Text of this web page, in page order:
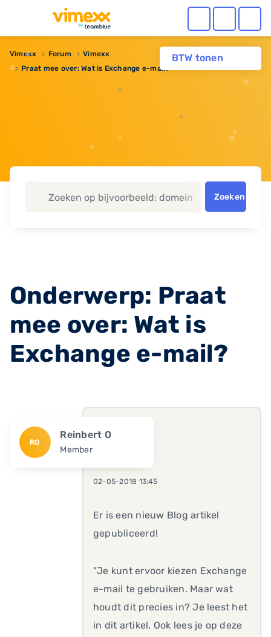
BTW tonen
Vimexx Forum
Vimexx
Praat mee over: Wat is Exchange e-mail?
Zoeken
Onderwerp: Praat
mee over: Wat is
Exchange e-mail?
RO
Reinbert O
Member
02-05-2018 13:45
Er is een nieuw Blog artikel
gepubliceerd!
"Je kunt ervoor kiezen Exchange
e-mail te gebruiken. Maar wat
houdt dit precies in? Je leest het
in dit artikel. Ook lees je op deze